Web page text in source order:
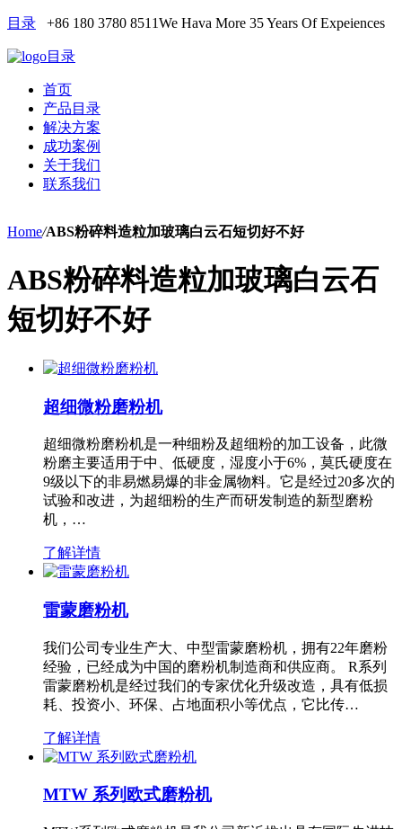
目录 +86 180 3780 8511We Hava More 35 Years Of Expeiences
目录
首页
产品目录
解决方案
成功案例
关于我们
联系我们
Home/ABS粉碎料造粒加玻璃白云石短切好不好
ABS粉碎料造粒加玻璃白云石
短切好不好
超细微粉磨粉机
超细微粉磨粉机是一种细粉及超细粉的加工设备，此微
粉磨主要适用于中、低硬度，湿度小于6%，莫氏硬度在
9级以下的非易燃易爆的非金属物料。它是经过20多次的
试验和改进，为超细粉的生产而研发制造的新型磨粉
机，…
了解详情
雷蒙磨粉机
我们公司专业生产大、中型雷蒙磨粉机，拥有22年磨粉
经验，已经成为中国的磨粉机制造商和供应商。 R系列
雷蒙磨粉机是经过我们的专家优化升级改造，具有低损
耗、投资小、环保、占地面积小等优点，它比传…
了解详情
MTW 系列欧式磨粉机